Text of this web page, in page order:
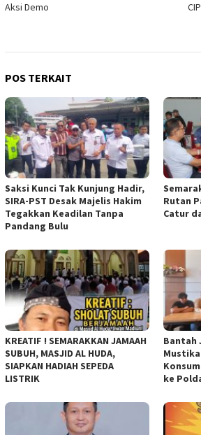
Aksi Demo
POS TERKAIT
Saksi Kunci Tak Kunjung Hadir,
SIRA-PST Desak Majelis Hakim
Tegakkan Keadilan Tanpa
Pandang Bulu
Rutan
Catur
KREATIF ! SEMARAKKAN JAMAAH
SUBUH, MASJID AL HUDA,
SIAPKAN HADIAH SEPEDA
LISTRIK
Bantah
ke